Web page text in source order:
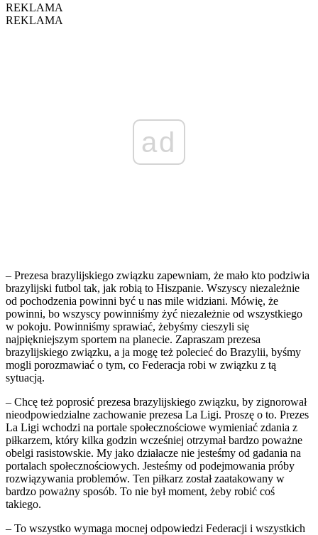
REKLAMA
REKLAMA
ad
– Prezesa brazylijskiego związku zapewniam, że mało kto podziwia
brazylijski futbol tak, jak robią to Hiszpanie. Wszyscy niezależnie
od pochodzenia powinni być u nas mile widziani. Mówię, że
powinni, bo wszyscy powinniśmy żyć niezależnie od wszystkiego
w pokoju. Powinniśmy sprawiać, żebyśmy cieszyli się
najpiękniejszym sportem na planecie. Zapraszam prezesa
brazylijskiego związku, a ja mogę też polecieć do Brazylii, byśmy
mogli porozmawiać o tym, co Federacja robi w związku z tą
sytuacją.
– Chcę też poprosić prezesa brazylijskiego związku, by zignorował
nieodpowiedzialne zachowanie prezesa La Ligi. Proszę o to. Prezes
La Ligi wchodzi na portale społecznościowe wymieniać zdania z
piłkarzem, który kilka godzin wcześniej otrzymał bardzo poważne
obelgi rasistowskie. My jako działacze nie jesteśmy od gadania na
portalach społecznościowych. Jesteśmy od podejmowania próby
rozwiązywania problemów. Ten piłkarz został zaatakowany w
bardzo poważny sposób. To nie był moment, żeby robić coś
takiego.
– To wszystko wymaga mocnej odpowiedzi Federacji i wszystkich